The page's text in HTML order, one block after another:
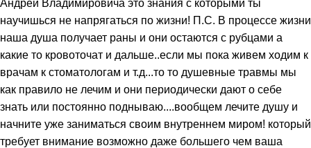
Андрей Владимировича это знания с которыми ты
научишься не напрягаться по жизни! П.С. В процессе жизни
наша душа получает раны и они остаются с рубцами а
какие то кровоточат и дальше..если мы пока живем ходим к
врачам к стоматологам и т.д...то то душевные травмы мы
как правило не лечим и они периодически дают о себе
знать или постоянно поднываю....вообщем лечите душу и
начните уже заниматься своим внутреннем миром! который
требует внимание возможно даже большего чем ваша